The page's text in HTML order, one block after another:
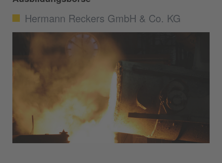
Hermann Reckers GmbH & Co. KG